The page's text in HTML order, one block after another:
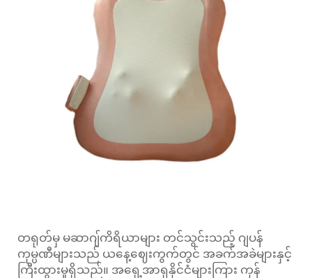
တရုတ်မှ မဆာဂျ်ကိရိယာများ တင်သွင်းသည့် ဂျပန်
ကုမ္ပဏီများသည် ယနေ့ဈေးကွက်တွင် အခက်အခဲများနှင့်
ကြီးထွားမှုရှိသည်။ အရှေ့အာရှနိုင်ငံများကြား ကုန်